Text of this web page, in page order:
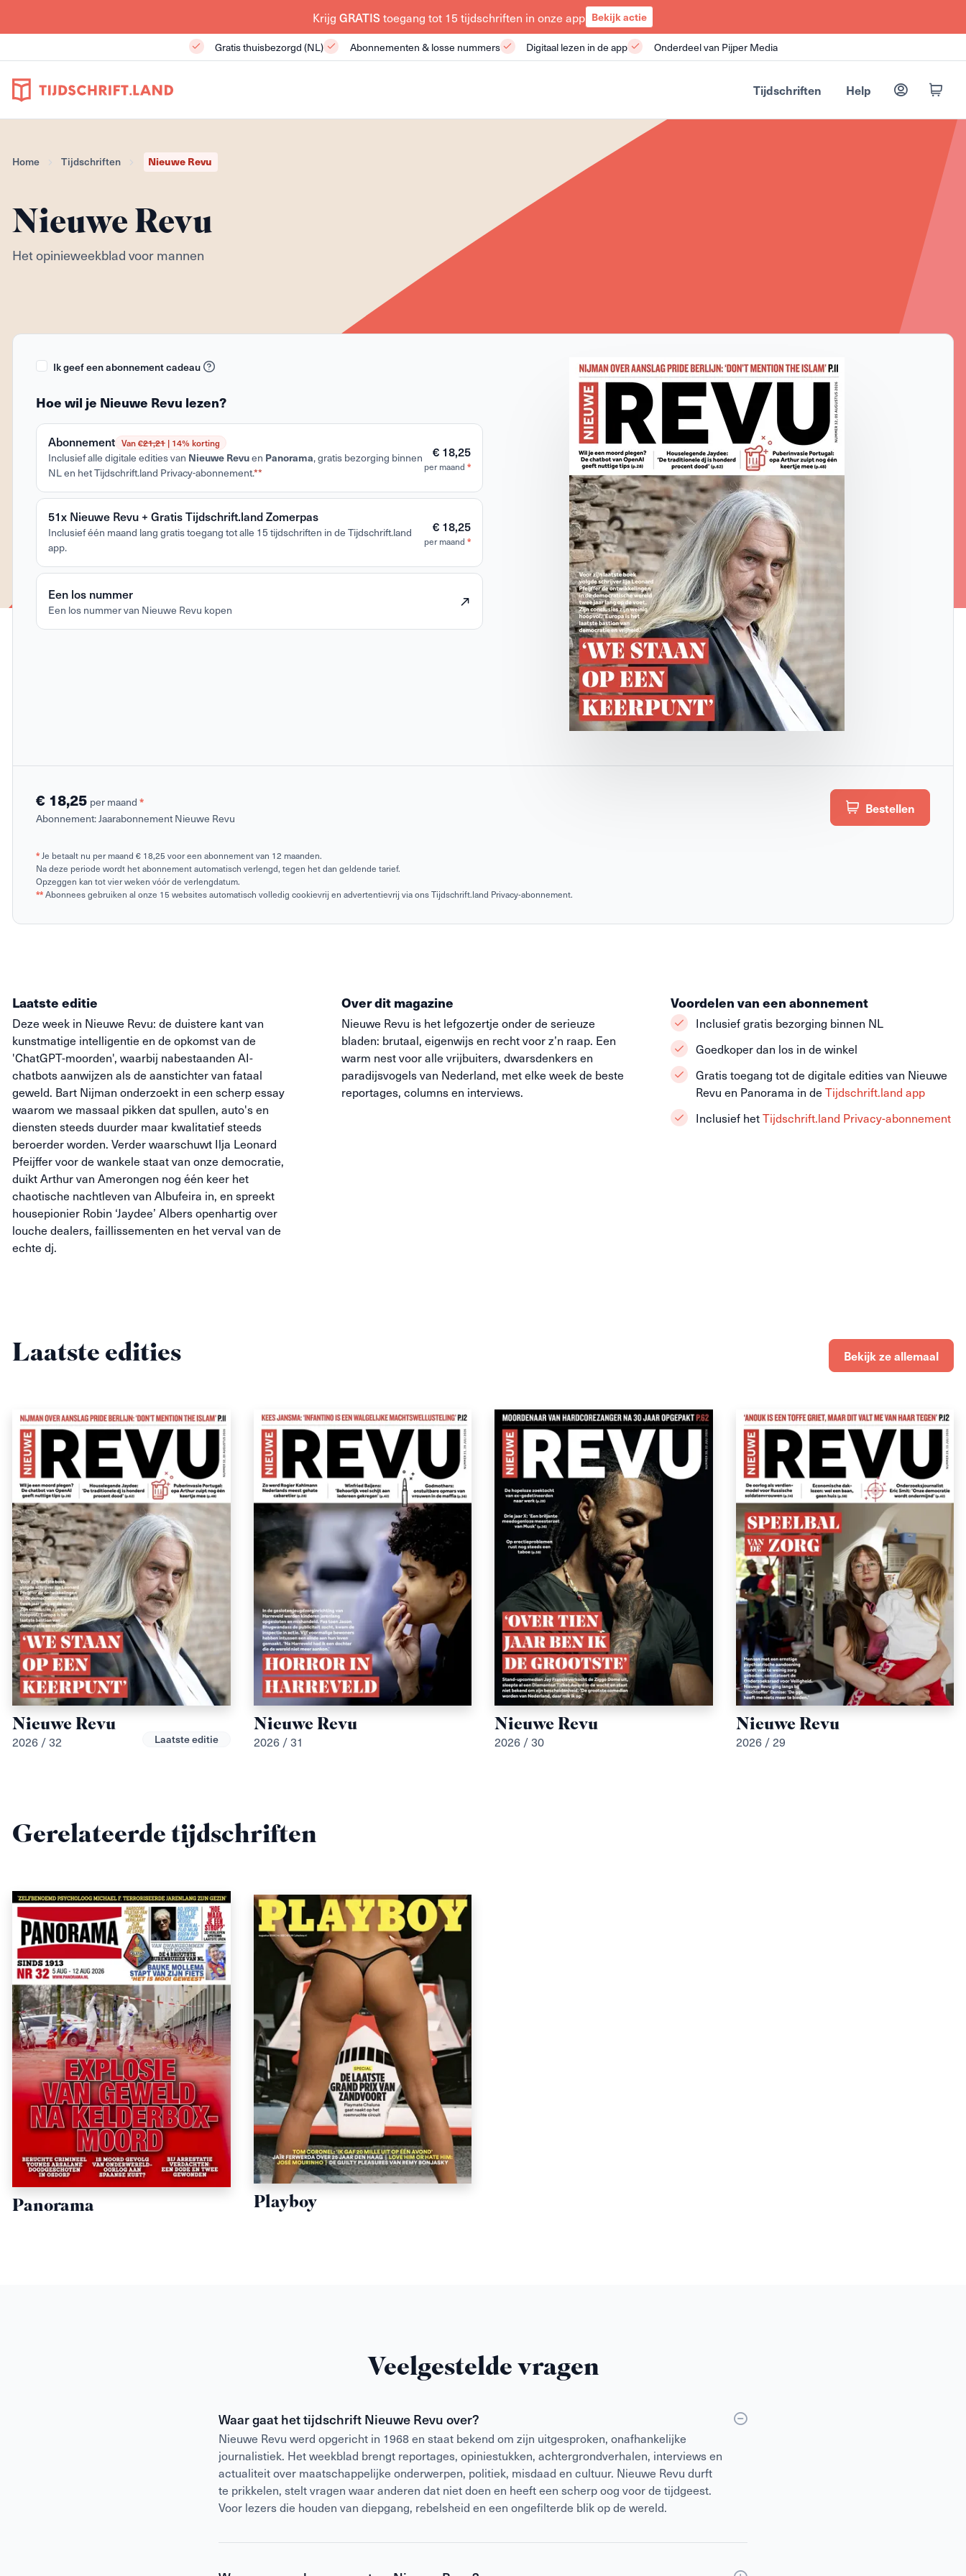
Krijg GRATIStoegang tot 15 tijdschriften in onze app Bekijk actie
Gratis thuisbezorgd (NL) Abonnementen & losse nummers Digitaal lezen in de app Onderdeel van Pijper Media
Tijdschriften Help
Home Tijdschriften Nieuwe Revu
Nieuwe Revu
Het opinieweekblad voor mannen
Ik geef een abonnement cadeau
Hoe wil je Nieuwe Revu lezen?
Van €21,21| 14% korting
Abonnement
Inclusief alle digitale edities van Nieuwe Revuen Panorama, gratis bezorging binnen
NL en het Tijdschrift.land Privacy-abonnement.**
€ 18,25
per maand *
51x Nieuwe Revu + Gratis Tijdschrift.land Zomerpas
Inclusief één maand lang gratis toegang tot alle 15 tijdschriften in de Tijdschrift.land
app.
€ 18,25
per maand *
Een los nummer
Een los nummer van Nieuwe Revu kopen
€ 18,25 per maand *
Abonnement:Jaarabonnement Nieuwe Revu
Bestellen
*Je betaalt nu per maand € 18,25 voor een abonnement van 12 maanden.
Na deze periode wordt het abonnement automatisch verlengd, tegen het dan geldende tarief.
Opzeggen kan tot vier weken vóór de verlengdatum.
**Abonnees gebruiken al onze 15 websites automatisch volledig cookievrij en advertentievrij via ons Tijdschrift.land Privacy-abonnement.
Laatste editie
Deze week in Nieuwe Revu: de duistere kant van
kunstmatige intelligentie en de opkomst van de
'ChatGPT-moorden', waarbij nabestaanden AI-
chatbots aanwijzen als de aanstichter van fataal
geweld. Bart Nijman onderzoekt in een scherp essay
waarom we massaal pikken dat spullen, auto's en
diensten steeds duurder maar kwalitatief steeds
beroerder worden. Verder waarschuwt Ilja Leonard
Pfeijffer voor de wankele staat van onze democratie,
duikt Arthur van Amerongen nog één keer het
chaotische nachtleven van Albufeira in, en spreekt
housepionier Robin ‘Jaydee’ Albers openhartig over
louche dealers, faillissementen en het verval van de
echte dj.
Over dit magazine
Nieuwe Revu is het lefgozertje onder de serieuze
bladen: brutaal, eigenwijs en recht voor z’n raap. Een
warm nest voor alle vrijbuiters, dwarsdenkers en
paradijsvogels van Nederland, met elke week de beste
reportages, columns en interviews.
Voordelen van een abonnement
Inclusief gratis bezorging binnen NL
Goedkoper dan los in de winkel
Gratis toegang tot de digitale edities van Nieuwe
Revu en Panorama in de Tijdschrift.land app
Inclusief hetTijdschrift.land Privacy-abonnement
Laatste edities Bekijk ze allemaal
Nieuwe Revu
2026 / 32 Laatste editie
Nieuwe Revu
2026 / 31
Nieuwe Revu
2026 / 30
Nieuwe Revu
2026 / 29
Gerelateerde tijdschriften
Panorama Playboy
Veelgestelde vragen
Waar gaat het tijdschrift Nieuwe Revu over?
Nieuwe Revu werd opgericht in 1968 en staat bekend om zijn uitgesproken, onafhankelijke
journalistiek. Het weekblad brengt reportages, opiniestukken, achtergrondverhalen, interviews en
actualiteit over maatschappelijke onderwerpen, politiek, misdaad en cultuur. Nieuwe Revu durft
te prikkelen, stelt vragen waar anderen dat niet doen en heeft een scherp oog voor de tijdgeest.
Voor lezers die houden van diepgang, rebelsheid en een ongefilterde blik op de wereld.